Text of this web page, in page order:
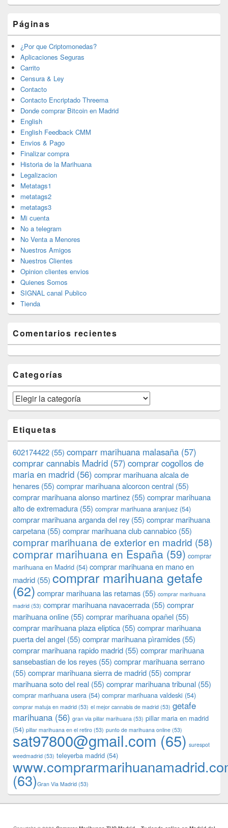
Páginas
¿Por que Criptomonedas?
Aplicaciones Seguras
Carrito
Censura & Ley
Contacto
Contacto Encriptado Threema
Donde comprar Bitcoin en Madrid
English
English Feedback CMM
Envios & Pago
Finalizar compra
Historia de la Marihuana
Legalizacion
Metatags1
metatags2
metatags3
Mi cuenta
No a telegram
No Venta a Menores
Nuestros Amigos
Nuestros Clientes
Opinion clientes envios
Quienes Somos
SIGNAL canal Publico
Tienda
Comentarios recientes
Categorías
Categorías
Etiquetas
602174422 (55) comparr marihuana malasaña (57)
comprar cannabis Madrid (57) comprar cogollos de
maria en madrid (56) comprar marihuana alcala de
henares (55) comprar marihuana alcorcon central (55)
comprar marihuana alonso martinez (55) comprar marihuana
alto de extremadura (55) comprar marihuana aranjuez (54)
comprar marihuana arganda del rey (55) comprar marihuana
carpetana (55) comprar marihuana club cannabico (55)
comprar marihuana de exterior en madrid (58)
comprar marihuana en España (59) comprar
marihuana en Madrid (54) comprar marihuana en mano en
madrid (55) comprar marihuana getafe
(62) comprar marihuana las retamas (55) comprar marihuana
madrid (53) comprar marihuana navacerrada (55) comprar
marihuana online (55) comprar marihuana opañel (55)
comprar marihuana plaza eliptica (55) comprar marihuana
puerta del angel (55) comprar marihuana pìramides (55)
comprar marihuana rapido madrid (55) comprar marihuana
sansebastian de los reyes (55) comprar marihuana serrano
(55) comprar marihuana sierra de madrid (55) comprar
marihuana soto del real (55) comprar marihuana tribunal (55)
comprar marihuana usera (54) comprar marihuana valdeski (54)
comprar matuja en madrid (53) el mejor cannabis de madrid (53) getafe
marihuana (56) gran via pillar marihuana (53) pillar maria en madrid
(54) pillar marihuana en el retiro (53) punto de marihuana online (53)
sat97800@gmail.com (65) surespot
weedmadrid (53) teleyerba madrid (54)
(63)​​Gran Via Madrid (53)